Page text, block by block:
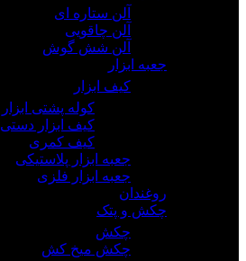
آلن ستاره ای
آلن چاقویی
آلن شش گوش
جعبه ابزار
کیف ابزار
کوله پشتی ابزار
کیف ابزار دستی
کیف کمری
جعبه ابزار پلاستیکی
جعبه ابزار فلزی
روغندان
چکش و پتک
چکش
چکش میخ کش